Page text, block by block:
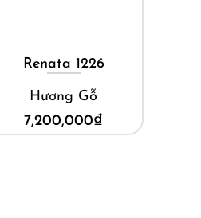
Renata 1226
Hương Gỗ
7,200,000₫